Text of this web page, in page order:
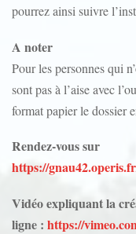
pourrez ainsi suivre
A noter
Pour les personnes qui
sont pas à l’aise avec
format papier le dossier
Rendez-vous sur
https://
Vidéo expliquant la
ligne : https://